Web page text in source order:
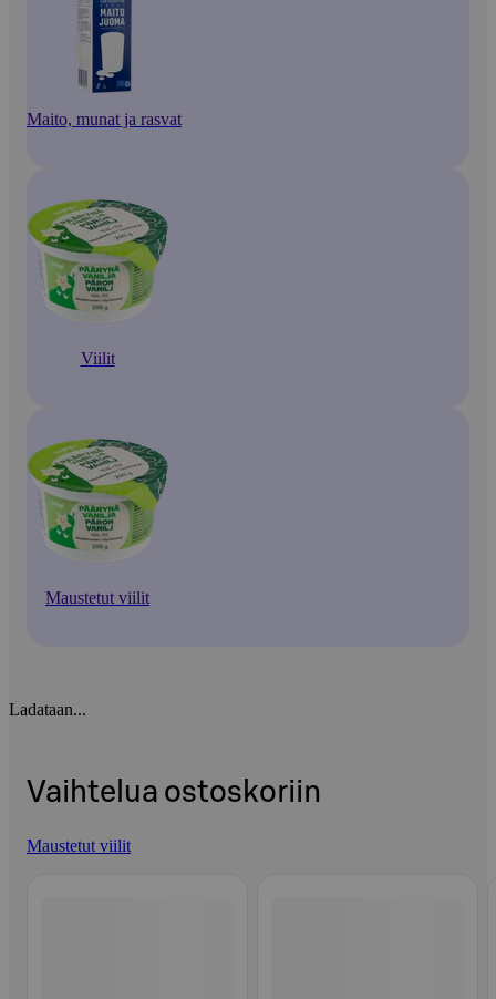
Maito, munat ja rasvat
Viilit
Maustetut viilit
Ladataan...
Vaihtelua ostoskoriin
Maustetut viilit